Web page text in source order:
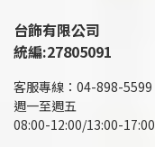
台飾有限公司
統編:27805091
客服專線：04-898-5599
週一至週五
08:00-12:00/13:00-17:00